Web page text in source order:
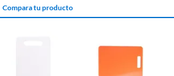
Compara tu producto